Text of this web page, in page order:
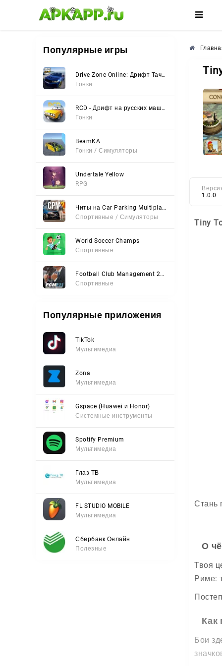
🌸 🌼 🌺
Популярные игры
Drive Zone Online: Дрифт Тачки
Гонки
RCD - Дрифт на русских машинах
Гонки
BeamKA
Гонки / Симуляторы
Undertale Yellow
RPG
Читы на Car Parking Multiplayer 2 (Все открыто, Мод-Меню)
Спортивные / Симуляторы
World Soccer Champs
Спортивные
Football Club Management 2023
Спортивные
Популярные приложения
TikTok
Мультимедиа
Zona
Мультимедиа
Gspace (Huawei и Honor)
Системные инструменты
Spotify Premium
Мультимедиа
Глаз ТВ
Мультимедиа
FL STUDIO MOBILE
Мультимедиа
Сбербанк Онлайн
Полезные
1.0.0
Tiny
Стань
О
Твоя
Риме:
Как
Бои